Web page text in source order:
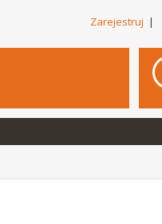
Zarejestruj |